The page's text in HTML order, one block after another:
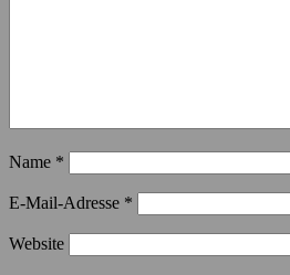
Name *
E-Mail-Adresse *
Website